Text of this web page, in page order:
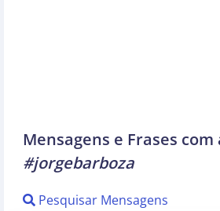
Mensagens e Frases com
#jorgebarboza
Pesquisar Mensagens